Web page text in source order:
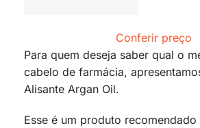
Conferir preço
Para quem deseja saber qual o
cabelo de farmácia,
Alisante Argan Oil.
Esse é um produto